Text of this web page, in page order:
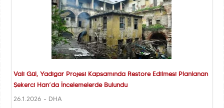
Vali Gül, Yadigar Projesi Kapsamında Restore Edilmesi Planlanan
Şekerci Han’da İncelemelerde Bulundu
26.1.2026 - DHA